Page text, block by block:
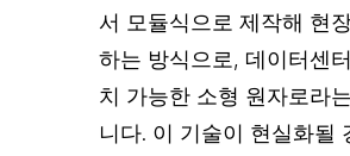
서 모듈식으로 제작해 현
하는 방식으로, 데이터센
치 가능한 소형 원자로라
니다. 이 기술이 현실화될